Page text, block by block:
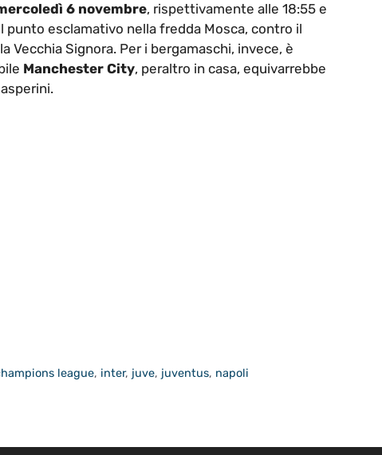
6 novembre, rispettivamente alle 18:55 e
esclamativo nella fredda Mosca, contro il
Vecchia Signora. Per i bergamaschi, invece, è
Manchester City, peraltro in casa, equivarrebbe
league, inter, juve, juventus, napoli